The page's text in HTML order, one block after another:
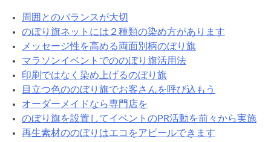
周囲とのバランスが大切
のぼり旗ネットには２種類の染め方があります
メッセージ性を高める両面別柄のぼり旗
マラソンイベントでののぼり旗活用法
印刷ではなく染め上げるのぼり旗
目立つ色ののぼり旗でお客さんを呼び込もう
オーダーメイドなら専門店を
のぼり旗を設置してイベントのPR活動を前々から実施
再生素材ののぼりはエコをアピールできます